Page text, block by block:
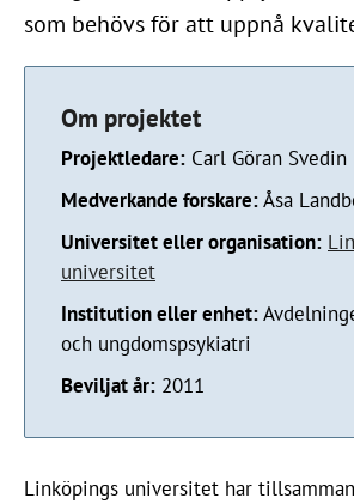
som behövs för att uppnå
Om projektet
Projektledare: Carl Göran Svedin
Medverkande forskare:Åsa
Universitet eller organisation:
universitet
Institution eller enhet:
och ungdomspsykiatri
Beviljat år: 2011
Linköpings universitet har